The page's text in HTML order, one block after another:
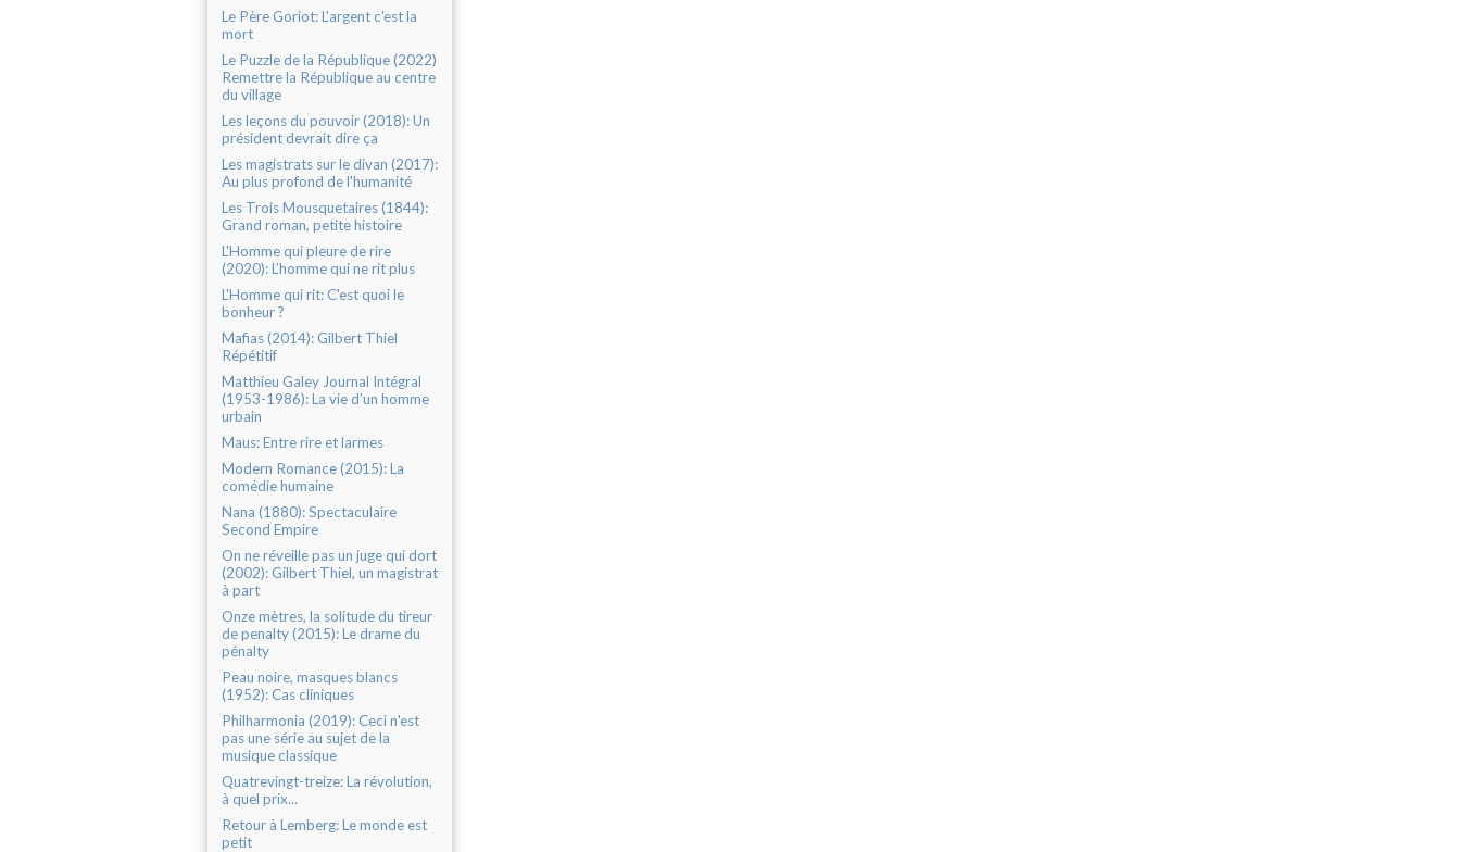
Le Père Goriot: L'argent c'est la
mort
Le Puzzle de la République (2022)
Remettre la République au centre
du village
Les leçons du pouvoir (2018): Un
président devrait dire ça
Les magistrats sur le divan (2017):
Au plus profond de l'humanité
Les Trois Mousquetaires (1844):
Grand roman, petite histoire
L'Homme qui pleure de rire
(2020): L’homme qui ne rit plus
L'Homme qui rit: C'est quoi le
bonheur ?
Mafias (2014): Gilbert Thiel
Répétitif
Matthieu Galey Journal Intégral
(1953-1986): La vie d’un homme
urbain
Maus: Entre rire et larmes
Modern Romance (2015): La
comédie humaine
Nana (1880): Spectaculaire
Second Empire
On ne réveille pas un juge qui dort
(2002): Gilbert Thiel, un magistrat
à part
Onze mètres, la solitude du tireur
de penalty (2015): Le drame du
pénalty
Peau noire, masques blancs
(1952): Cas cliniques
Philharmonia (2019): Ceci n'est
pas une série au sujet de la
musique classique
Quatrevingt-treize: La révolution,
à quel prix...
Retour à Lemberg: Le monde est
petit